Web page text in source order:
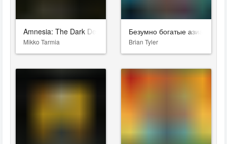
Amnesia: The Dark Descent
Mikko Tarmia
Безумно богатые азиаты
Brian Tyler